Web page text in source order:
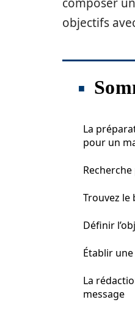
objectifs
La
pour un
Trouvez
Définir
Établir
La
message